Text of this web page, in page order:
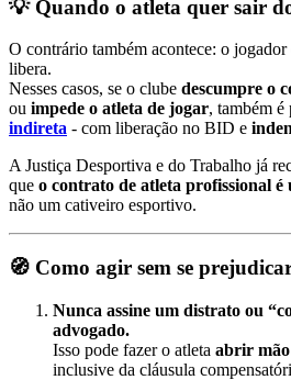
💡 Quando o atleta quer sair
O contrário também acontece: o
libera.
Nesses casos, se o clube descumpre o
ou impede o atleta de jogar, também
indireta - com liberação no BID e
A Justiça Desportiva e do Trabalho já
que o contrato de atleta profissional
não um cativeiro esportivo.
🧭 Como agir sem se
Nunca assine um distrato ou
advogado.
Isso pode fazer o atleta abrir mão
inclusive da cláusula